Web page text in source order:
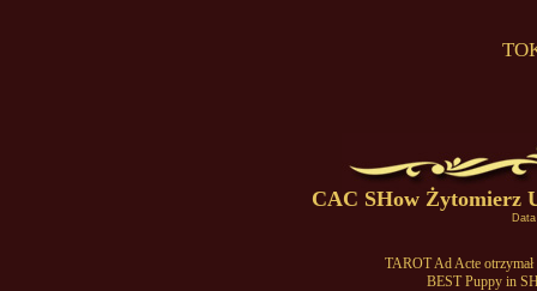
CAC SHow Żytomierz
TAROT Ad Acte
BEST Puppy in